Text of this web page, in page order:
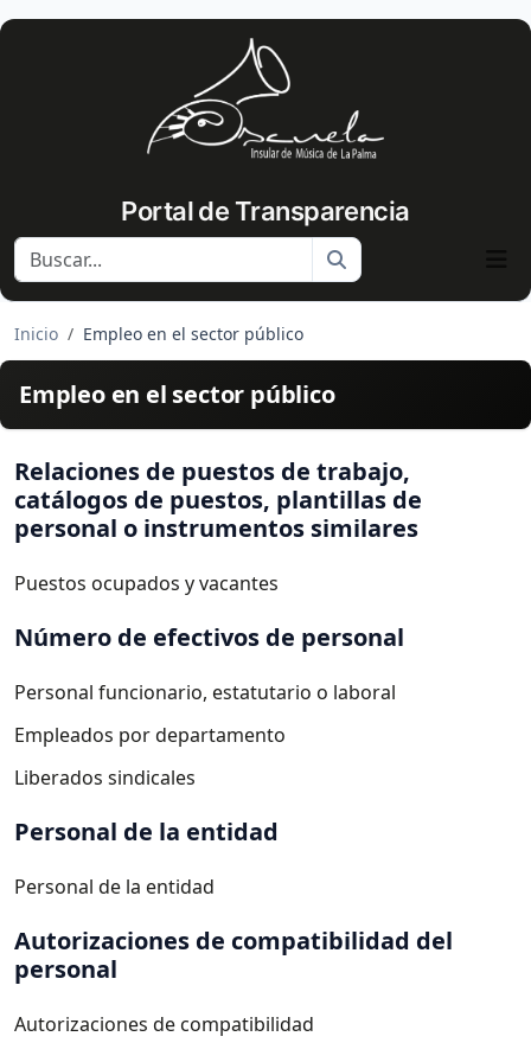
Portal de Transparencia
Inicio Empleo en el sector público
Empleo en el sector público
Relaciones de puestos de trabajo,
catálogos de puestos, plantillas de
personal o instrumentos similares
Puestos ocupados y vacantes
Número de efectivos de personal
Personal funcionario, estatutario o laboral
Empleados por departamento
Liberados sindicales
Personal de la entidad
Personal de la entidad
Autorizaciones de compatibilidad del
personal
Autorizaciones de compatibilidad